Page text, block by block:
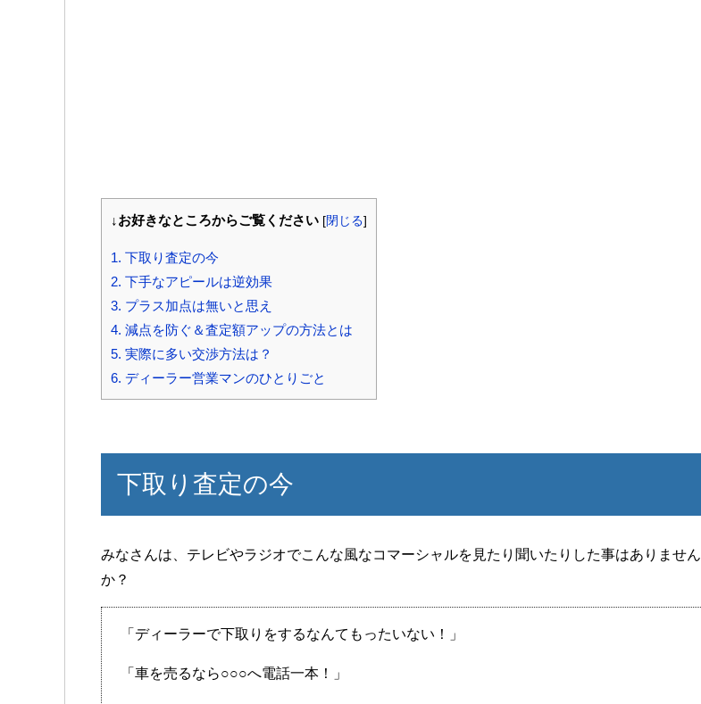
↓お好きなところからご覧ください [閉じる]
1. 下取り査定の今
2. 下手なアピールは逆効果
3. プラス加点は無いと思え
4. 減点を防ぐ＆査定額アップの方法とは
5. 実際に多い交渉方法は？
6. ディーラー営業マンのひとりごと
下取り査定の今
みなさんは、テレビやラジオでこんな風なコマーシャルを見たり聞いたりした事はありません
か？
「ディーラーで下取りをするなんてもったいない！」
「車を売るなら○○○へ電話一本！」